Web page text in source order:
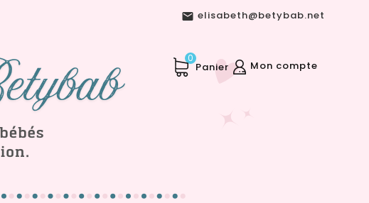
 elisabeth@betybab.net
Mon compte
Panier
0